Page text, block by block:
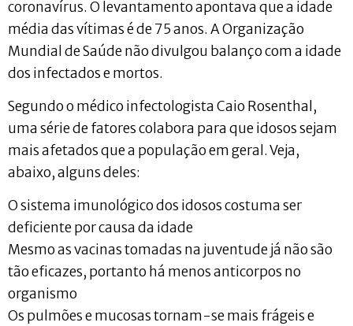
coronavírus. O levantamento apontava que a idade
média das vítimas é de 75 anos. A Organização
Mundial de Saúde não divulgou balanço com a idade
dos infectados e mortos.
Segundo o médico infectologista Caio Rosenthal,
uma série de fatores colabora para que idosos sejam
mais afetados que a população em geral. Veja,
abaixo, alguns deles:
O sistema imunológico dos idosos costuma ser
deficiente por causa da idade
Mesmo as vacinas tomadas na juventude já não são
tão eficazes, portanto há menos anticorpos no
organismo
Os pulmões e mucosas tornam-se mais frágeis e